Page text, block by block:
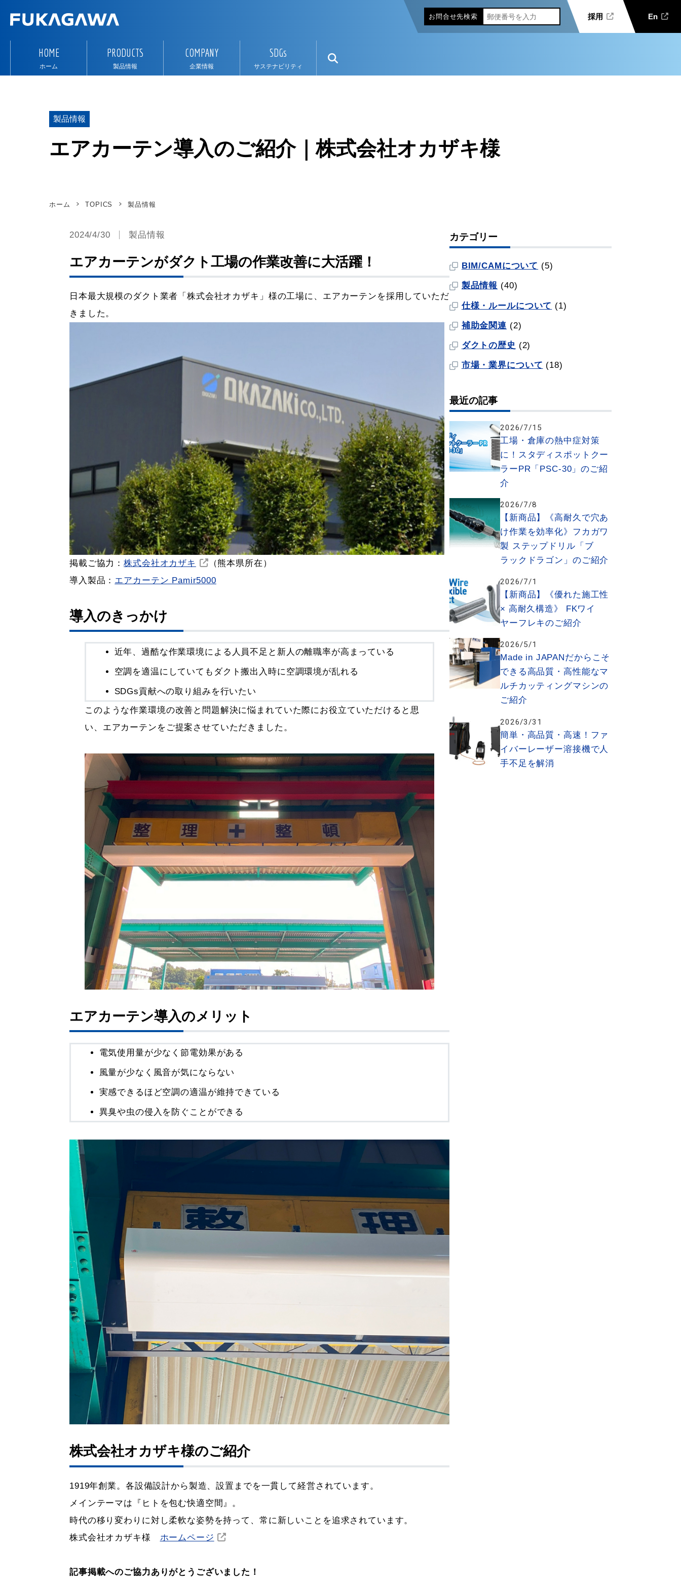
お問合せ先検索
HOME
ホーム
PRODUCTS
製品情報
COMPANY
企業情報
SDGs
サステナビリティ
採用 En
製品情報
エアカーテン導入のご紹介｜株式会社オカザキ様
ホーム TOPICS 製品情報
2024/4/30 製品情報
エアカーテンがダクト工場の作業改善に大活躍！
日本最大規模のダクト業者「株式会社オカザキ」様の工場に、エアカーテンを採用していただ
きました。
掲載ご協力：株式会社オカザキ
（熊本県所在）
導入製品： エアカーテン Pamir5000
導入のきっかけ
近年、過酷な作業環境による人員不足と新人の離職率が高まっている
空調を適温にしていてもダクト搬出入時に空調環境が乱れる
SDGs貢献への取り組みを行いたい
このような作業環境の改善と問題解決に悩まれていた際にお役立ていただけると思
い、エアカーテンをご提案させていただきました。
エアカーテン導入のメリット
電気使用量が少なく節電効果がある
風量が少なく風音が気にならない
実感できるほど空調の適温が維持できている
異臭や虫の侵入を防ぐことができる
株式会社オカザキ様のご紹介
1919年創業。各設備設計から製造、設置までを一貫して経営されています。
メインテーマは『ヒトを包む快適空間』。
時代の移り変わりに対し柔軟な姿勢を持って、常に新しいことを追求されています。
株式会社オカザキ様 ホームページ
記事掲載へのご協力ありがとうございました！
カテゴリー
BIM/CAMについて (5)
製品情報 (40)
仕様・ルールについて (1)
補助金関連 (2)
ダクトの歴史 (2)
市場・業界について (18)
最近の記事
工場・倉庫の熱中症対策
に！スタディスポットクー
ラーPR「PSC-30」のご紹
介
2026/7/15
【新商品】《高耐久で穴あ
け作業を効率化》フカガワ
製 ステップドリル「ブ
ラックドラゴン」のご紹介
2026/7/8
【新商品】《優れた施工性
× 高耐久構造》 FKワイ
ヤーフレキのご紹介
2026/7/1
Made in JAPANだからこそ
できる高品質・高性能なマ
ルチカッティングマシンの
ご紹介
2026/5/1
簡単・高品質・高速！ファ
イバーレーザー溶接機で人
手不足を解消
2026/3/31